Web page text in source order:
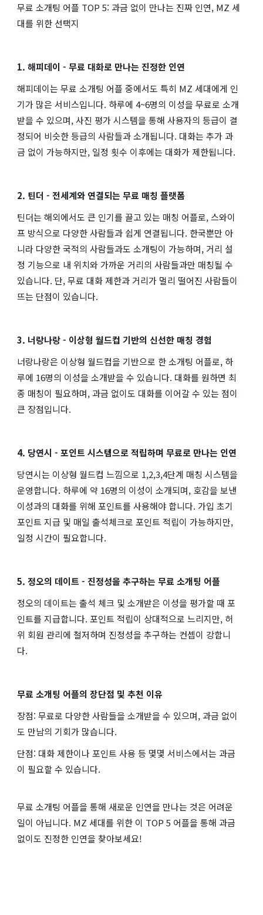
무료 소개팅 어플 TOP 5: 과금 없이 만나는 진짜 인연, MZ 세
대를 위한 선택지
1. 해피데이 - 무료 대화로 만나는 진정한 인연
해피데이는 무료 소개팅 어플 중에서도 특히 MZ 세대에게 인
기가 많은 서비스입니다. 하루에 4~6명의 이성을 무료로 소개
받을 수 있으며, 사진 평가 시스템을 통해 사용자의 등급이 결
정되어 비슷한 등급의 사람들과 소개됩니다. 대화는 추가 과
금 없이 가능하지만, 일정 횟수 이후에는 대화가 제한됩니다.
2. 틴더 - 전세계와 연결되는 무료 매칭 플랫폼
틴더는 해외에서도 큰 인기를 끌고 있는 매칭 어플로, 스와이
프 방식으로 다양한 사람들과 쉽게 연결됩니다. 한국뿐만 아
니라 다양한 국적의 사람들과도 소개팅이 가능하며, 거리 설
정 기능으로 내 위치와 가까운 거리의 사람들과만 매칭될 수
있습니다. 단, 무료 대화 제한과 거리가 멀리 떨어진 사람들이
뜨는 단점이 있습니다.
3. 너랑나랑 - 이상형 월드컵 기반의 신선한 매칭 경험
너랑나랑은 이상형 월드컵을 기반으로 한 소개팅 어플로, 하
루에 16명의 이성을 소개받을 수 있습니다. 대화를 원하면 최
종 매칭이 필요하며, 과금 없이도 대화를 이어갈 수 있는 점이
큰 장점입니다.
4. 당연시 - 포인트 시스템으로 적립하며 무료로 만나는 인연
당연시는 이상형 월드컵 느낌으로 1,2,3,4단계 매칭 시스템을
운영합니다. 하루에 약 16명의 이성이 소개되며, 호감을 보낸
이성과의 대화를 위해 포인트를 사용해야 합니다. 가입 초기
포인트 지급 및 매일 출석체크로 포인트 적립이 가능하지만,
일정 시간이 필요합니다.
5. 정오의 데이트 - 진정성을 추구하는 무료 소개팅 어플
정오의 데이트는 출석 체크 및 소개받은 이성을 평가할 때 포
인트를 지급합니다. 포인트 적립이 상대적으로 느리지만, 허
위 회원 관리에 철저하며 진정성을 추구하는 컨셉이 강합니
다.
무료 소개팅 어플의 장단점 및 추천 이유
장점: 무료로 다양한 사람들을 소개받을 수 있으며, 과금 없이
도 만남의 기회가 많습니다.
단점: 대화 제한이나 포인트 사용 등 몇몇 서비스에서는 과금
이 필요할 수 있습니다.
무료 소개팅 어플을 통해 새로운 인연을 만나는 것은 어려운
일이 아닙니다. MZ 세대를 위한 이 TOP 5 어플을 통해 과금
없이도 진정한 인연을 찾아보세요!